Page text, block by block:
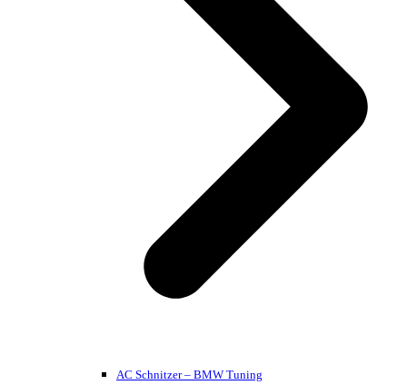
AC Schnitzer – BMW Tuning